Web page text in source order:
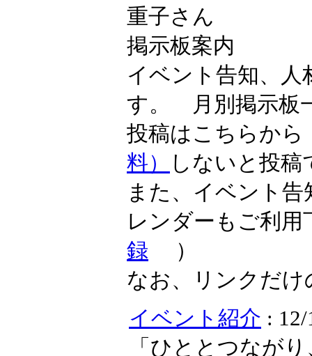
重子さん
掲示板案内
イベント告知、人
す。 月別掲示
投稿はこちらか
料）
しないと投
また、イベント
レンダーもご利
録 ）
なお、リンクだ
イベント紹介 :
「ひととつなが